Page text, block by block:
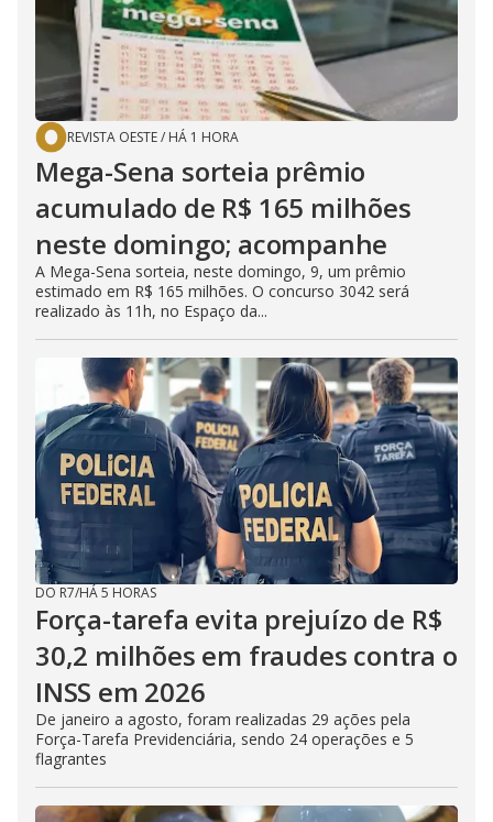
REVISTA OESTE/ HÁ 1 HORA
Mega-Sena sorteia prêmio
acumulado de R$ 165 milhões
neste domingo; acompanhe
A Mega-Sena sorteia, neste domingo, 9, um prêmio
estimado em R$ 165 milhões. O concurso 3042 será
realizado às 11h, no Espaço da...
DO R7/HÁ 5 HORAS
Força-tarefa evita prejuízo de R$
30,2 milhões em fraudes contra o
INSS em 2026
De janeiro a agosto, foram realizadas 29 ações pela
Força-Tarefa Previdenciária, sendo 24 operações e 5
flagrantes